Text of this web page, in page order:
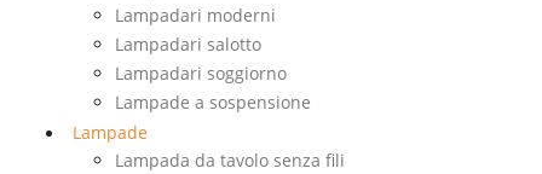
Lampadari moderni
Lampadari salotto
Lampadari soggiorno
Lampade a sospensione
Lampade
Lampada da tavolo senza fili